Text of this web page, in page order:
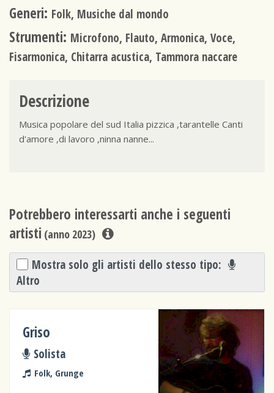
Generi: Folk, Musiche dal mondo
Strumenti: Microfono, Flauto, Armonica, Voce,
Fisarmonica, Chitarra acustica, Tammora naccare
Descrizione
Musica popolare del sud Italia pizzica ,tarantelle Canti
d'amore ,di lavoro ,ninna nanne...
Potrebbero interessarti anche i seguenti
artisti (anno 2023)
Mostra solo gli artisti dello stesso tipo:
Altro
Griso
Solista
Folk, Grunge